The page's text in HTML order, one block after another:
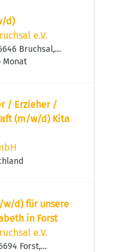
d)
e.V.
Bruchsal,
Monat
/ Erzieher /
(m/w/d) Kita
d) für unsere
in Forst
e.V.
Forst,